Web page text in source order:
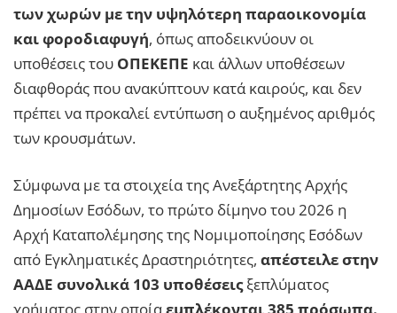
των χωρών με την υψηλότερη παραοικονομία
και φοροδιαφυγή, όπως αποδεικνύουν οι
υποθέσεις του ΟΠΕΚΕΠΕ και άλλων υποθέσεων
διαφθοράς που ανακύπτουν κατά καιρούς, και δεν
πρέπει να προκαλεί εντύπωση ο αυξημένος αριθμός
των κρουσμάτων.
Σύμφωνα με τα στοιχεία της Ανεξάρτητης Αρχής
Δημοσίων Εσόδων, το πρώτο δίμηνο του 2026 η
Αρχή Καταπολέμησης της Νομιμοποίησης Εσόδων
από Εγκληματικές Δραστηριότητες, απέστειλε στην
ΑΑΔΕ συνολικά 103 υποθέσειςξεπλύματος